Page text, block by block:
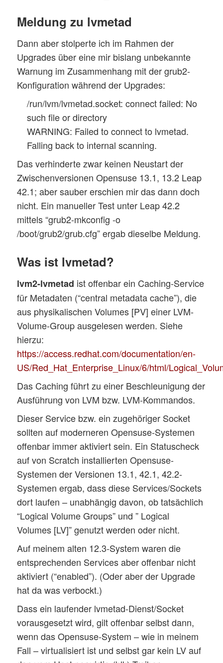
Meldung zu lvmetad
Dann aber stolperte ich im Rahmen der
Upgrades über eine mir bislang unbekannte
Warnung im Zusammenhang mit der grub2-
Konfiguration während der Upgrades:
/run/lvm/lvmetad.socket: connect failed: No
such file or directory
WARNING: Failed to connect to lvmetad.
Falling back to internal scanning.
Das verhinderte zwar keinen Neustart der
Zwischenversionen Opensuse 13.1, 13.2 Leap
42.1; aber sauber erschien mir das dann doch
nicht. Ein manueller Test unter Leap 42.2
mittels “grub2-mkconfig -o
/boot/grub2/grub.cfg” ergab dieselbe Meldung.
Was ist lvmetad?
lvm2-lvmetad ist offenbar ein Caching-Service
für Metadaten (“central metadata cache”), die
aus physikalischen Volumes [PV] einer LVM-
Volume-Group ausgelesen werden. Siehe
hierzu:
https://access.redhat.com/documentation/en-
US/Red_Hat_Enterprise_Linux/6/html/
Das Caching führt zu einer Beschleunigung der
Ausführung von LVM bzw. LVM-Kommandos.
Dieser Service bzw. ein zugehöriger Socket
sollten auf moderneren Opensuse-Systemen
offenbar immer aktiviert sein. Ein Statuscheck
auf von Scratch installierten Opensuse-
Systemen der Versionen 13.1, 42.1, 42.2-
Systemen ergab, dass diese Services/Sockets
dort laufen – unabhängig davon, ob tatsächlich
“Logical Volume Groups” und ” Logical
Volumes [LV]” genutzt werden oder nicht.
Auf meinem alten 12.3-System waren die
entsprechenden Services aber offenbar nicht
aktiviert (“enabled”). (Oder aber der Upgrade
hat da was verbockt.)
Dass ein laufender lvmetad-Dienst/Socket
vorausgesetzt wird, gilt offenbar selbst dann,
wenn das Opensuse-System – wie in meinem
Fall – virtualisiert ist und selbst gar kein LV auf